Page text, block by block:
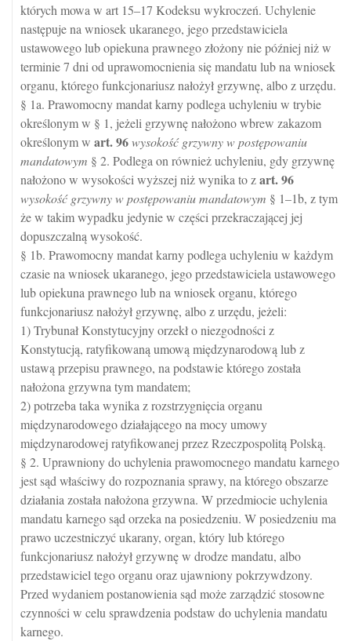
których mowa w art 15–17 Kodeksu wykroczeń. Uchylenie
następuje na wniosek ukaranego, jego przedstawiciela
ustawowego lub opiekuna prawnego złożony nie później niż w
terminie 7 dni od uprawomocnienia się mandatu lub na wniosek
organu, którego funkcjonariusz nałożył grzywnę, albo z urzędu.
§ 1a. Prawomocny mandat karny podlega uchyleniu w trybie
określonym w § 1, jeżeli grzywnę nałożono wbrew zakazom
określonym w art.96wysokość grzywny w postępowaniu
mandatowym § 2. Podlega on również uchyleniu, gdy grzywnę
nałożono w wysokości wyższej niż wynika to zart.96
wysokość grzywny w postępowaniu mandatowym § 1–1b, z tym
że w takim wypadku jedynie w części przekraczającej jej
dopuszczalną wysokość.
§ 1b. Prawomocny mandat karny podlega uchyleniu w każdym
czasie na wniosek ukaranego, jego przedstawiciela ustawowego
lub opiekuna prawnego lub na wniosek organu, którego
funkcjonariusz nałożył grzywnę, albo z urzędu, jeżeli:
1) Trybunał Konstytucyjny orzekł o niezgodności z
Konstytucją, ratyfikowaną umową międzynarodową lub z
ustawą przepisu prawnego, na podstawie którego została
nałożona grzywna tym mandatem;
2) potrzeba taka wynika z rozstrzygnięcia organu
międzynarodowego działającego na mocy umowy
międzynarodowej ratyfikowanej przez Rzeczpospolitą Polską.
§ 2. Uprawniony do uchylenia prawomocnego mandatu karnego
jest sąd właściwy do rozpoznania sprawy, na którego obszarze
działania została nałożona grzywna. W przedmiocie uchylenia
mandatu karnego sąd orzeka na posiedzeniu. W posiedzeniu ma
prawo uczestniczyć ukarany, organ, który lub którego
funkcjonariusz nałożył grzywnę w drodze mandatu, albo
przedstawiciel tego organu oraz ujawniony pokrzywdzony.
Przed wydaniem postanowienia sąd może zarządzić stosowne
czynności w celu sprawdzenia podstaw do uchylenia mandatu
karnego.